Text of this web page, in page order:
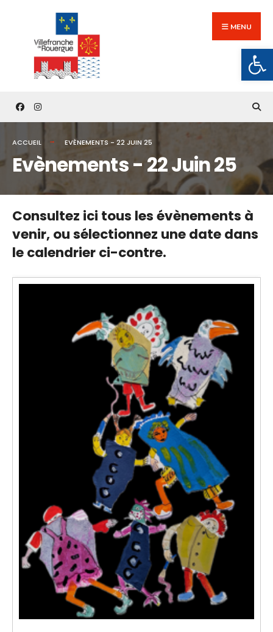
content
MENU
ACCUEIL EVÈNEMENTS - 22 JUIN 25
Evènements - 22 Juin 25
Consultez ici tous les évènements à
venir,ou sélectionnez une date dans
le calendrier ci-contre.